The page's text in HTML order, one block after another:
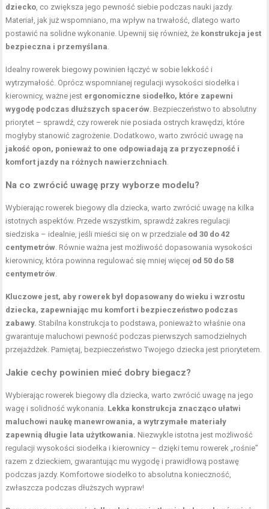
dziecko , co zwiększa jego pewność siebie podczas nauki jazdy.
Materiał, jak już wspomniano, ma wpływ na trwałość, dlatego warto
postawić na solidne wykonanie. Upewnij się również, że konstrukcja jest
bezpieczna i przemyślana
Idealny rowerek biegowy powinien łączyć w sobie lekkość i
wytrzymałość. Oprócz wspomnianej regulacji wysokości siodełka i
kierownicy, ważne jest ergonomiczne siodełko, które zapewni
wygodę podczas dłuższych spacerów . Bezpieczeństwo to absolutny
priorytet – sprawdź, czy rowerek nie posiada ostrych krawędzi, które
mogłyby stanowić zagrożenie. Dodatkowo, warto zwrócić uwagę na
jakość opon, ponieważ to one odpowiadają za przyczepność i
komfort jazdy na różnych nawierzchniach
Na co zwrócić uwagę przy wyborze modelu?
Wybierając rowerek biegowy dla dziecka, warto zwrócić uwagę na kilka
istotnych aspektów. Przede wszystkim, sprawdź zakres regulacji
siedziska – idealnie, jeśli mieści się on w przedziale od 30 do 42
centymetrów . Równie ważna jest możliwość dopasowania wysokości
kierownicy, która powinna regulować się mniej więcej od 50 do 58
centymetrów
Kluczowe jest, aby rowerek był dopasowany do wieku i wzrostu
dziecka, zapewniając mu komfort i bezpieczeństwo podczas
zabawy. Stabilna konstrukcja to podstawa, ponieważ to właśnie ona
gwarantuje maluchowi pewność podczas pierwszych samodzielnych
przejażdżek. Pamiętaj, bezpieczeństwo Twojego dziecka jest priorytetem.
Jakie cechy powinien mieć dobry biegacz?
Wybierając rowerek biegowy dla dziecka, warto zwrócić uwagę na jego
wagę i solidność wykonania. Lekka konstrukcja znacząco ułatwi
maluchowi naukę manewrowania, a wytrzymałe materiały
zapewnią długie lata użytkowania. Niezwykle istotna jest możliwość
regulacji wysokości siodełka i kierownicy – dzięki temu rowerek „rośnie”
razem z dzieckiem, gwarantując mu wygodę i prawidłową postawę
podczas jazdy. Komfortowe siodełko to absolutna konieczność,
zwłaszcza podczas dłuższych wypraw!